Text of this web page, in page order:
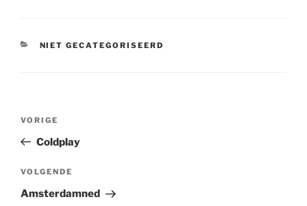
CATEGORIEËN
NIET GECATEGORISEERD
Bericht
Vorig
bericht
VORIGE
Coldplay
Volgend
bericht
VOLGENDE
Amsterdamned